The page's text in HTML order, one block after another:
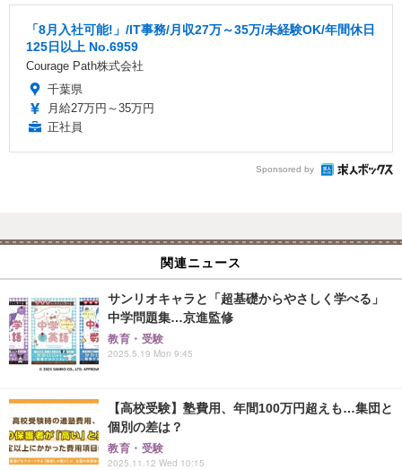
「8月入社可能!」/IT事務/月収27万～35万/未経験OK/年間休日
125日以上 No.6959
Courage Path株式会社
千葉県
月給27万円～35万円
正社員
Sponsored by
関連ニュース
サンリオキャラと「超基礎からやさしく学べる」
中学問題集…京進監修
教育・受験
2025.5.19 Mon 9:45
【高校受験】塾費用、年間100万円超えも…集団と
個別の差は？
教育・受験
2025.11.12 Wed 10:15